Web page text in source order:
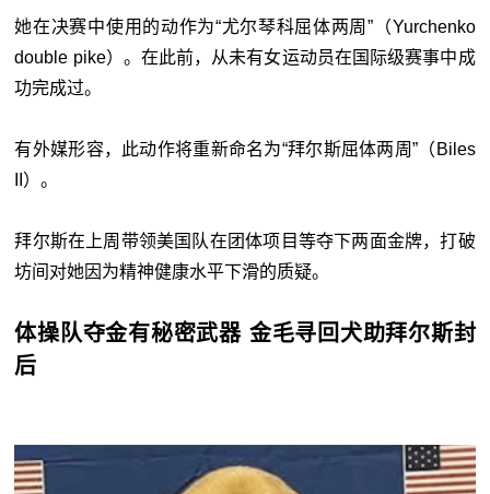
她在决赛中使用的动作为“尤尔琴科屈体两周”（Yurchenko
double pike）。在此前，从未有女运动员在国际级赛事中成
功完成过。
有外媒形容，此动作将重新命名为“拜尔斯屈体两周”（Biles
II）。
拜尔斯在上周带领美国队在团体项目等夺下两面金牌，打破
坊间对她因为精神健康水平下滑的质疑。
体操队夺金有秘密武器 金毛寻回犬助拜尔斯封
后